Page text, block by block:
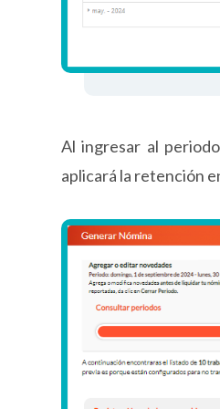
Al ingresar al
aplicará la retención